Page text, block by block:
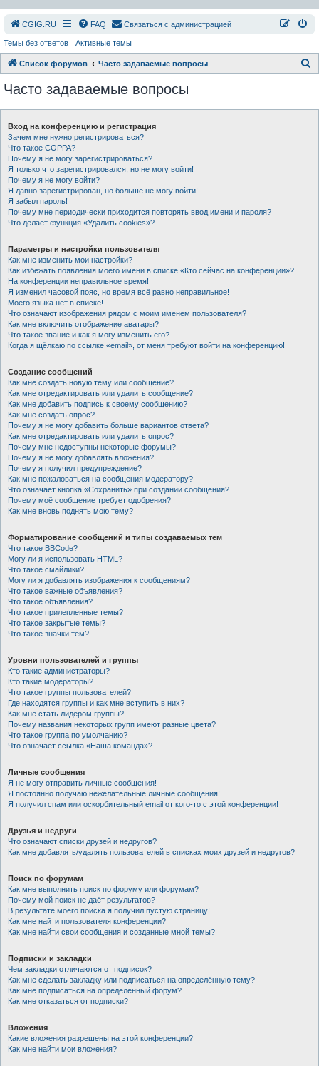
СGIG.RU FAQ Связаться с администрацией
Темы без ответов Активные темы
Список форумов Часто задаваемые вопросы
Часто задаваемые вопросы
Вход на конференцию и регистрация
Зачем мне нужно регистрироваться?
Что такое COPPA?
Почему я не могу зарегистрироваться?
Я только что зарегистрировался, но не могу войти!
Почему я не могу войти?
Я давно зарегистрирован, но больше не могу войти!
Я забыл пароль!
Почему мне периодически приходится повторять ввод имени и пароля?
Что делает функция «Удалить cookies»?
Параметры и настройки пользователя
Как мне изменить мои настройки?
Как избежать появления моего имени в списке «Кто сейчас на конференции»?
На конференции неправильное время!
Я изменил часовой пояс, но время всё равно неправильное!
Моего языка нет в списке!
Что означают изображения рядом с моим именем пользователя?
Как мне включить отображение аватары?
Что такое звание и как я могу изменить его?
Когда я щёлкаю по ссылке «email», от меня требуют войти на конференцию!
Создание сообщений
Как мне создать новую тему или сообщение?
Как мне отредактировать или удалить сообщение?
Как мне добавить подпись к своему сообщению?
Как мне создать опрос?
Почему я не могу добавить больше вариантов ответа?
Как мне отредактировать или удалить опрос?
Почему мне недоступны некоторые форумы?
Почему я не могу добавлять вложения?
Почему я получил предупреждение?
Как мне пожаловаться на сообщения модератору?
Что означает кнопка «Сохранить» при создании сообщения?
Почему моё сообщение требует одобрения?
Как мне вновь поднять мою тему?
Форматирование сообщений и типы создаваемых тем
Что такое BBCode?
Могу ли я использовать HTML?
Что такое смайлики?
Могу ли я добавлять изображения к сообщениям?
Что такое важные объявления?
Что такое объявления?
Что такое прилепленные темы?
Что такое закрытые темы?
Что такое значки тем?
Уровни пользователей и группы
Кто такие администраторы?
Кто такие модераторы?
Что такое группы пользователей?
Где находятся группы и как мне вступить в них?
Как мне стать лидером группы?
Почему названия некоторых групп имеют разные цвета?
Что такое группа по умолчанию?
Что означает ссылка «Наша команда»?
Личные сообщения
Я не могу отправить личные сообщения!
Я постоянно получаю нежелательные личные сообщения!
Я получил спам или оскорбительный email от кого-то с этой конференции!
Друзья и недруги
Что означают списки друзей и недругов?
Как мне добавлять/удалять пользователей в списках моих друзей и недругов?
Поиск по форумам
Как мне выполнить поиск по форуму или форумам?
Почему мой поиск не даёт результатов?
В результате моего поиска я получил пустую страницу!
Как мне найти пользователя конференции?
Как мне найти свои сообщения и созданные мной темы?
Подписки и закладки
Чем закладки отличаются от подписок?
Как мне сделать закладку или подписаться на определённую тему?
Как мне подписаться на определённый форум?
Как мне отказаться от подписки?
Вложения
Какие вложения разрешены на этой конференции?
Как мне найти мои вложения?